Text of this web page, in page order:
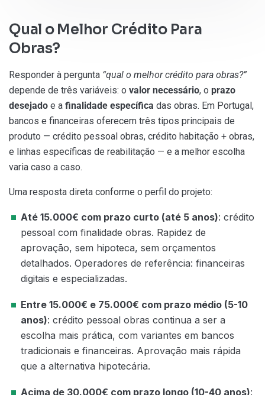
Qual o Melhor Crédito Para
Obras?
Responder à pergunta “qual o melhor crédito para obras?”
depende de três variáveis: o valor necessário, o prazo
desejado e a finalidade específica das obras. Em Portugal,
bancos e financeiras oferecem três tipos principais de
produto — crédito pessoal obras, crédito habitação + obras,
e linhas específicas de reabilitação — e a melhor escolha
varia caso a caso.
Uma resposta direta conforme o perfil do projeto:
Até 15.000€ com prazo curto (até 5 anos): crédito
pessoal com finalidade obras. Rapidez de
aprovação, sem hipoteca, sem orçamentos
detalhados. Operadores de referência: financeiras
digitais e especializadas.
Entre 15.000€ e 75.000€ com prazo médio (5-10
anos): crédito pessoal obras continua a ser a
escolha mais prática, com variantes em bancos
tradicionais e financeiras. Aprovação mais rápida
que a alternativa hipotecária.
Acima de 30.000€ com prazo longo (10-40 anos):